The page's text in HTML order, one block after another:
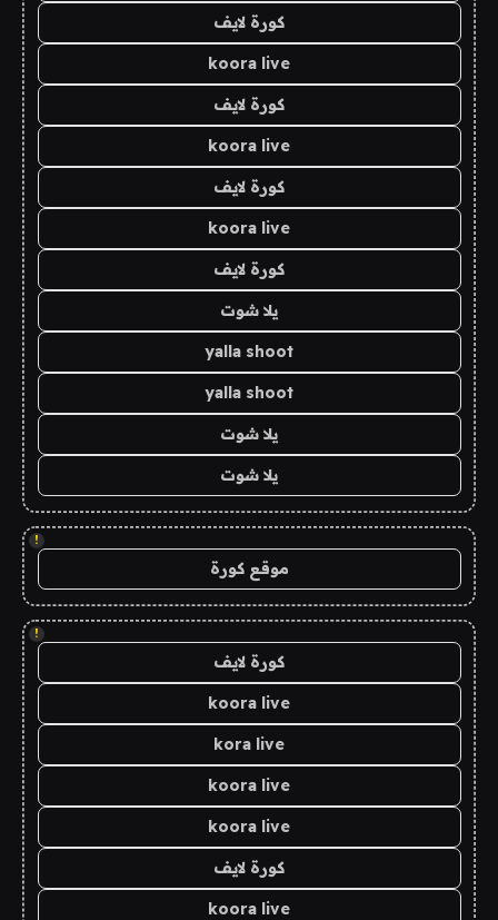
كورة لايف
koora live
كورة لايف
koora live
كورة لايف
koora live
كورة لايف
يلا شوت
yalla shoot
yalla shoot
يلا شوت
يلا شوت
!
موقع كورة
!
كورة لايف
koora live
kora live
koora live
koora live
كورة لايف
koora live